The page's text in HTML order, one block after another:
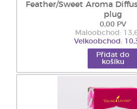
Feather/Sweet Aroma
plug
0,00 PV
Maloobchod:
Velkoobchod:
Přidat do
košíku